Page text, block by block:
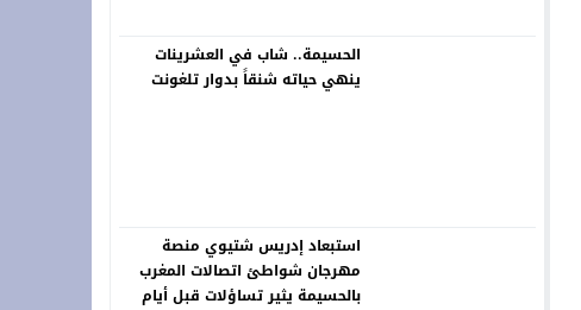
الحسيمة.. شاب في العشرينات
ينهي حياته شنقاً بدوار تلغونت
استبعاد إدريس شتيوي منصة
مهرجان شواطئ اتصالات المغرب
بالحسيمة يثير تساؤلات قبل أيام